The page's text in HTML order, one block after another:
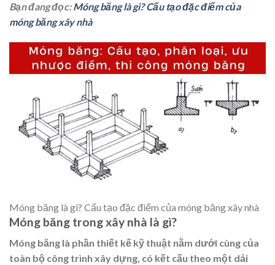
Bạn đang đọc:Móng băng là gì? Cấu tạo đặc điểm của
móng băng xây nhà
Móng băng là gì? Cấu tạo đặc điểm của móng băng xây nhà
Móng băng trong xây nhà là gì?
Móng băng là phần thiết kế kỹ thuật nằm dưới cùng của
toàn bộ công trình xây dựng, có kết cấu theo một dải